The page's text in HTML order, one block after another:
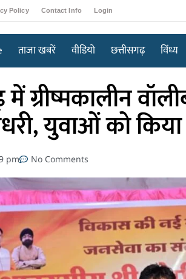
Policy Contact Info Login
ताजा खबरें वीडियो छत्तीसगढ़ विंध्य
ग्रीष्मकालीन
युवाओं को किया
pm No Comments